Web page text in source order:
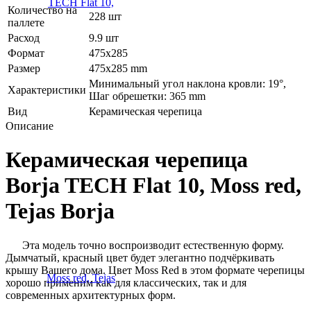
Количество на
паллете
228 шт
Расход
9.9 шт
Формат
475х285
Размер
475x285 mm
Характеристики
Минимальный угол наклона кровли: 19°,
Шаг обрешетки: 365 mm
Вид
Керамическая черепица
Описание
Керамическая черепица
Borja TECH Flat 10, Moss red,
Tejas Borja
Эта модель точно воспроизводит естественную форму.
Дымчатый, красный цвет будет элегантно подчёркивать
крышу Вашего дома. Цвет Moss Red в этом формате черепицы
хорошо применим как для классических, так и для
современных архитектурных форм.